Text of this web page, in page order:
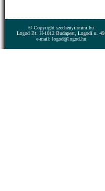
© Copyright szechenyiforum.hu
Logod Bt. H-1012 Budapest, Logodi u. 49.
e-mail: logod@logod.hu